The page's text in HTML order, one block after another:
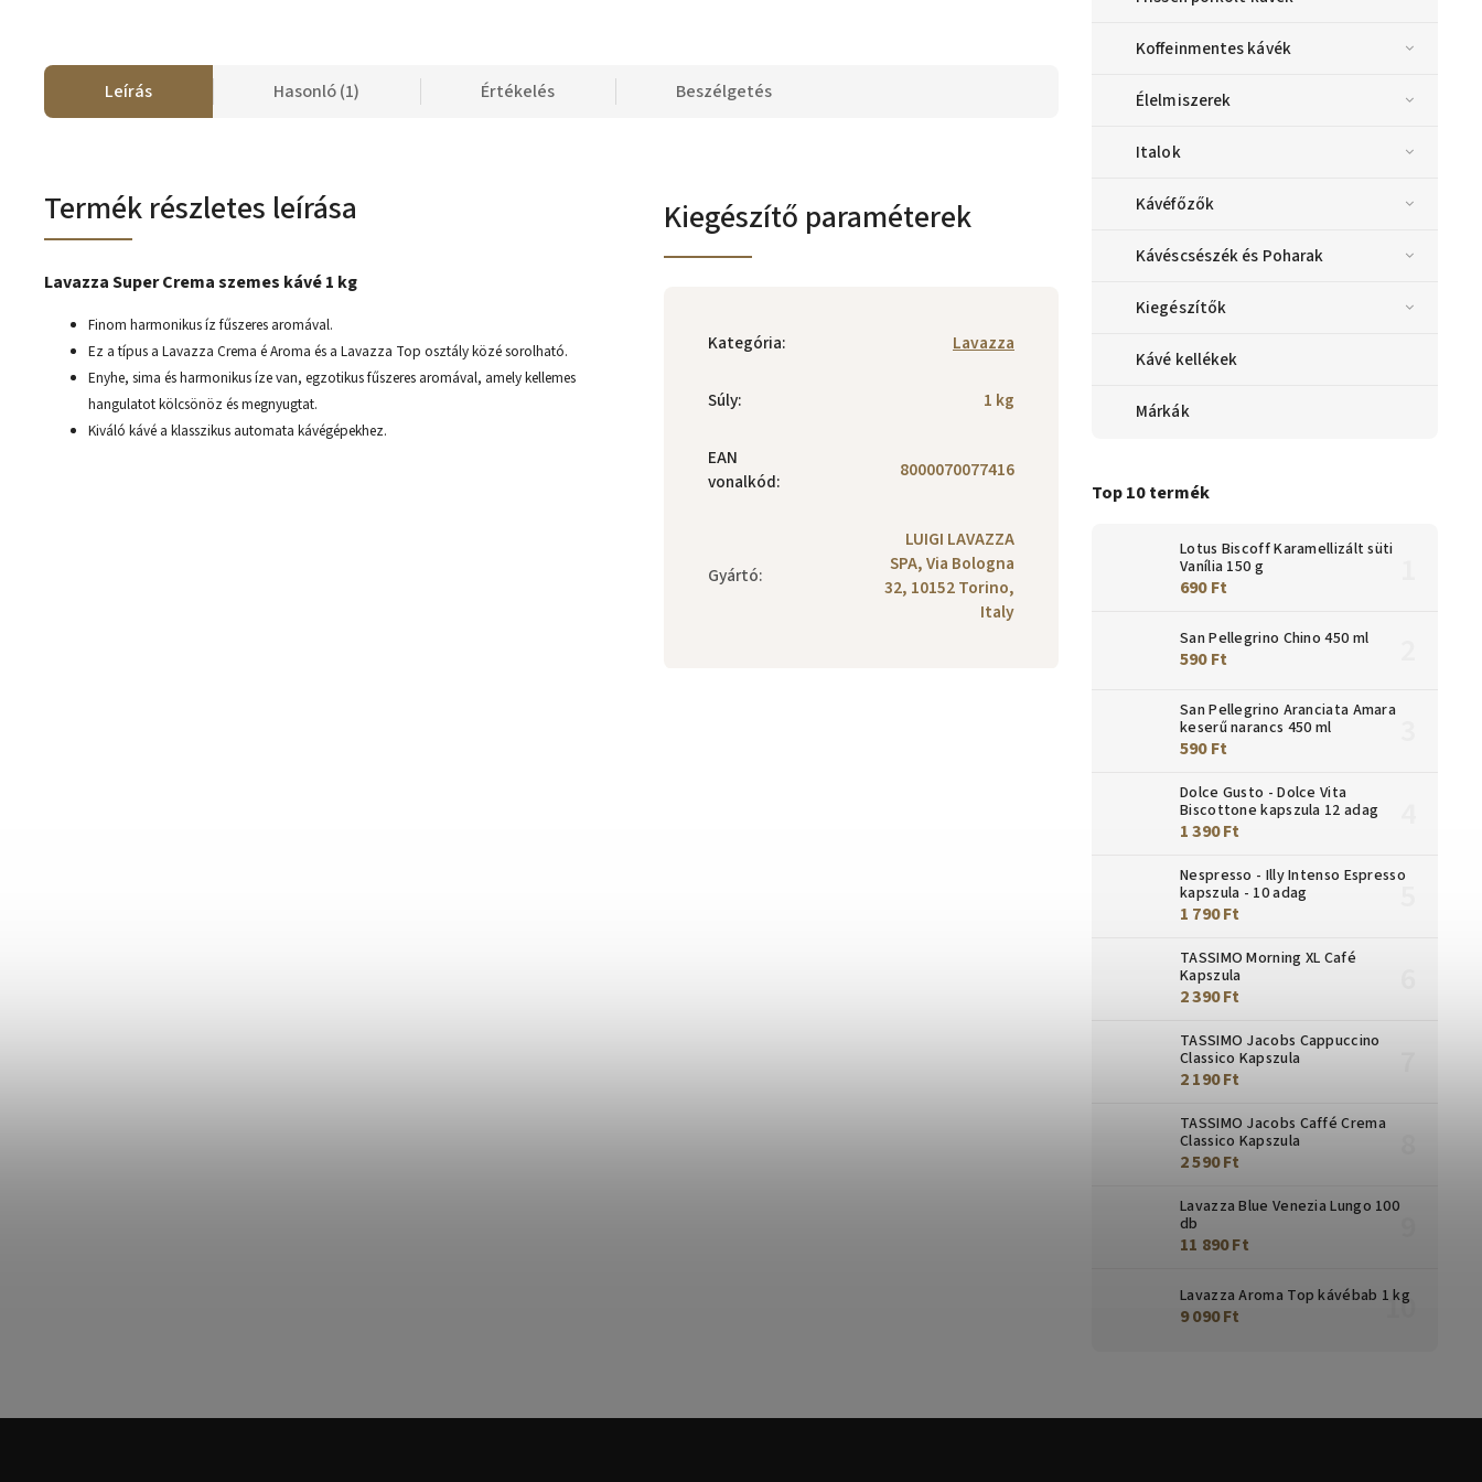
Koffeinmentes kávék
Élelmiszerek
Italok
Kávéfőzők
Kávéscsészék és Poharak
Kiegészítők
Kávé kellékek
Márkák
Top 10 termék
Lotus Biscoff Karamellizált süti
Vanília 150 g
690 Ft
San Pellegrino Chino 450 ml
590 Ft
San Pellegrino Aranciata Amara
keserű narancs 450 ml
590 Ft
Dolce Gusto - Dolce Vita
Biscottone kapszula 12 adag
1 390 Ft
Nespresso - Illy Intenso Espresso
kapszula - 10 adag
1 790 Ft
TASSIMO Morning XL Café
Kapszula
2 390 Ft
TASSIMO Jacobs Cappuccino
Classico Kapszula
2 190 Ft
TASSIMO Jacobs Caffé Crema
Classico Kapszula
2 590 Ft
Lavazza Blue Venezia Lungo 100
db
11 890 Ft
Lavazza Aroma Top kávébab 1 kg
9 090 Ft
Leírás Hasonló (1) Értékelés Beszélgetés
Termék részletes leírása
Lavazza Super Crema szemes kávé 1 kg
Finom harmonikus íz fűszeres aromával.
Ez a típus a Lavazza Crema é Aroma és a Lavazza Top osztály közé sorolható.
Enyhe, sima és harmonikus íze van, egzotikus fűszeres aromával, amely kellemes
hangulatot kölcsönöz és megnyugtat.
Kiváló kávé a klasszikus automata kávégépekhez.
Kiegészítő paraméterek
Kategória: Lavazza
Súly: 1 kg
EAN
vonalkód: 8000070077416
Gyártó:
LUIGI LAVAZZA
SPA, Via Bologna
32, 10152 Torino,
Italy